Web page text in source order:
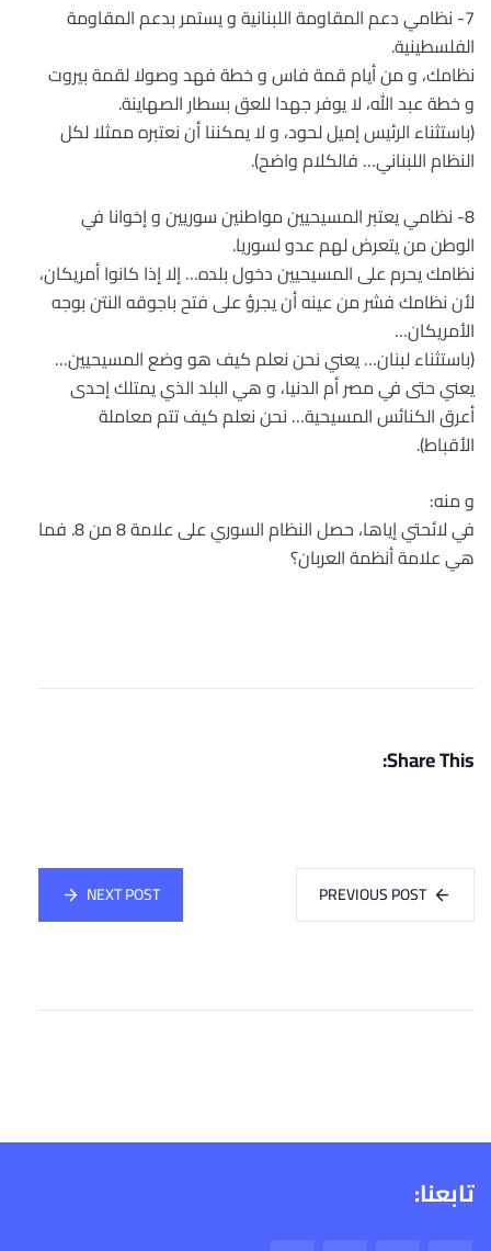
7- نظامي دعم المقاومة اللبنانية و يستمر بدعم المقاومة
الفلسطينية.
نظامك، و من أيام قمة فاس و خطة فهد وصولا لقمة بيروت
و خطة عبد الله، لا يوفر جهدا للعق بسطار الصهاينة.
(باستثناء الرئيس إميل لحود، و لا يمكننا أن نعتبره ممثلا لكل
النظام اللبناني… فالكلام واضح).
8- نظامي يعتبر المسيحيين مواطنين سوريين و إخوانا في
الوطن من يتعرض لهم عدو لسوريا.
نظامك يحرم على المسيحيين دخول بلده… إلا إذا كانوا أمريكان،
لأن نظامك فشر من عينه أن يجرؤ على فتح باجوقه النتن بوجه
الأمريكان…
(باستثناء لبنان… يعني نحن نعلم كيف هو وضع المسيحيين…
يعني حتى في مصر أم الدنيا، و هي البلد الذي يمتلك إحدى
أعرق الكنائس المسيحية… نحن نعلم كيف تتم معاملة
الأقباط).
و منه:
في لائحتي إياها، حصل النظام السوري على علامة 8 من 8. فما
هي علامة أنظمة العربان؟
Share This:
PREVIOUS POST
NEXT POST
تابعنا: